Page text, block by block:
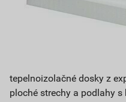
tepelnoizolačné dosky z
ploché strechy a podlahy